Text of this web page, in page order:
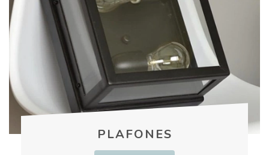
PLAFONES